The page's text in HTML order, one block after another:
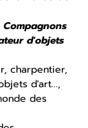
d'objets
charpentier,
d'art...,
des